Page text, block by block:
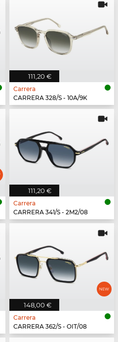
111,20 €
Carrera
CARRERA 328/S - 10A/9K
111,20 €
Carrera
CARRERA 341/S - 2M2/08
148,00 €
Carrera
CARRERA 362/S - OIT/08